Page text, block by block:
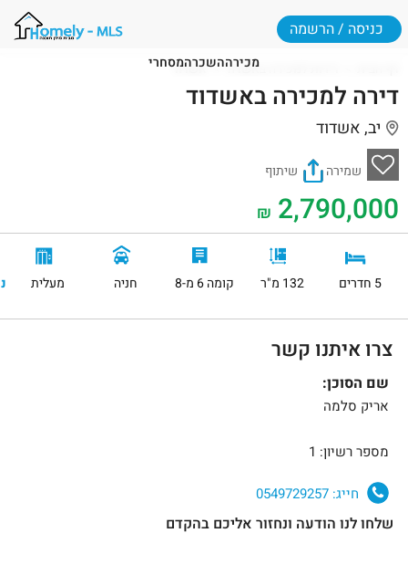
מכירההשכרהמסחרי
כניסה / הרשמה
דירות למכירה באשדוד אשדוד
דירה למכירה באשדוד
יב, אשדוד
שמירה שיתוף
2,790,000
₪
5 חדרים 132 מ"ר קומה 6 מ-8 חניה מעלית
צרו איתנו קשר
שם הסוכן:
אריק סלמה
מספר רשיון: 1
חייג:
שלחו לנו הודעה ונחזור אליכם בהקדם